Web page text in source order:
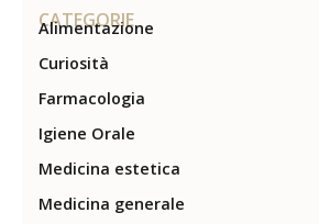
CATEGORIE
Alimentazione
Curiosità
Farmacologia
Igiene Orale
Medicina estetica
Medicina generale